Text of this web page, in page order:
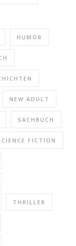
HUMOR
NEW ADULT
SACHBUCH
FICTION
THRILLER